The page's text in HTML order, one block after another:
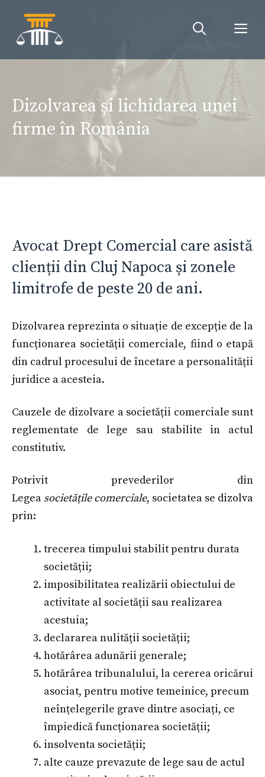
conținut
Dizolvarea și lichidarea unei
firme în România
Avocat Drept Comercial care asistă
clienții din Cluj Napoca și zonele
limitrofe de peste 20 de ani.
Dizolvarea reprezinta o situație de excepție de la
funcționarea societății comerciale, fiind o etapă
din cadrul procesului de încetare a personalității
juridice a acesteia.
Cauzele de dizolvare a societății comerciale sunt
reglementate de lege sau stabilite in actul
constitutiv.
Potrivit prevederilor din
Legea societățile comerciale, societatea se dizolva
prin:
trecerea timpului stabilit pentru durata
societății;
imposibilitatea realizării obiectului de
activitate al societății sau realizarea
acestuia;
declararea nulității societății;
hotărârea adunării generale;
hotărârea tribunalului, la cererea oricărui
asociat, pentru motive temeinice, precum
neînțelegerile grave dintre asociați, ce
împiedică funcționarea societății;
insolventa societății;
alte cauze prevazute de lege sau de actul